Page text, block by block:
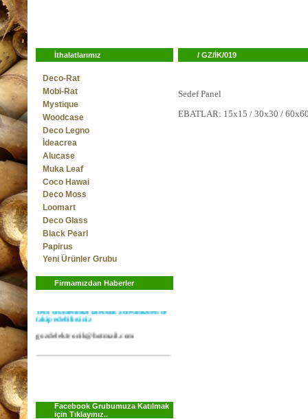
İthalatlarımız
Deco-Rat
Mobi-Rat
Mystique
Woodcase
Deco Legno
İdeacrea
Alucase
Muka Leaf
Coco Hawai
Deco Moss
Loomart
Deco Glass
Black Pearl
Papirus
Yeni Ürünler Grubu
Firmamızdan Haberler
Yeni model policarbon panellerimiz
takip edebilirsiniz
Facebook Grubumuza Katılmak
için Tıklayınız..
/ GZ/İK/019
Sedef Panel
EBATLAR: 15x15 / 30x30 /